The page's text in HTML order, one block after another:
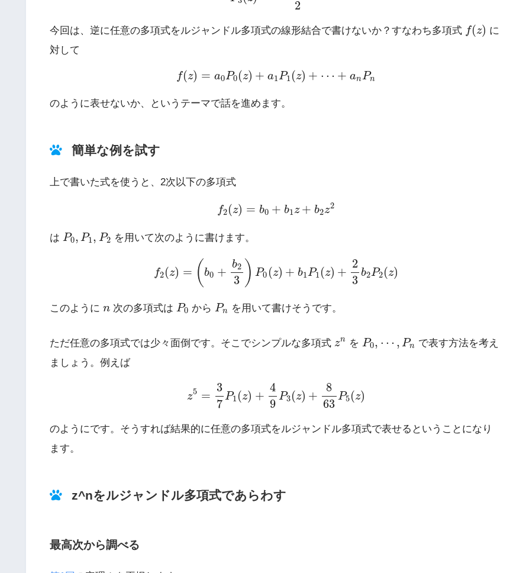
2
今回は、逆に任意の多項式をルジャンドル多項式の線形結合で書けないか？すなわち多項式 f(z)
(z )
に
対して
f(z) = a0P0(z) + a1P1 (z) + ⋯ + anPn
f( 0P 0 z + P1( z) + n
のように表せないか、というテーマで話を進めます。
簡単な例を試す
上で書いた式を使うと、2次以下の多項式
f2(z) = b0 + b1z + b2z2
2 (z b 1 2z
は P0, P1, P2
P0 P1 P2 を用いて次のように書けます。
f2(z) = (b0 +
b2
3 ) P0 (z) + b1 P1 (z) +
2
3
b2 P2(z)
(b 2 )P 2P
このように n
n 次の多項式は P0
P0 からPn
Pn を用いて書けそうです。
ただ任意の多項式では少々面倒です。そこでシンプルな多項式 zn
zn を P0, ⋯ , Pn
P0 n
で表す方法を考え
ましょう。例えば
z5 =
3
7
P1 (z) +
4
9
P3(z) +
8
63
P5(z)
37 9 63P
のようにです。そうすれば結果的に任意の多項式をルジャンドル多項式で表せるということになり
ます。
z^nをルジャンドル多項式であらわす
最高次から調べる